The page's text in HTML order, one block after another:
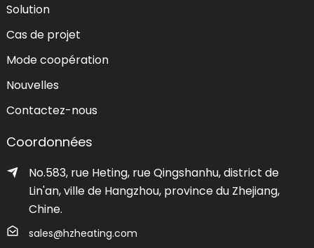
Solution
Cas de projet
Mode coopération
Nouvelles
Contactez-nous
Coordonnées
No.583, rue Heting, rue Qingshanhu, district de
Lin'an, ville de Hangzhou, province du Zhejiang,
Chine.
sales@hzheating.com